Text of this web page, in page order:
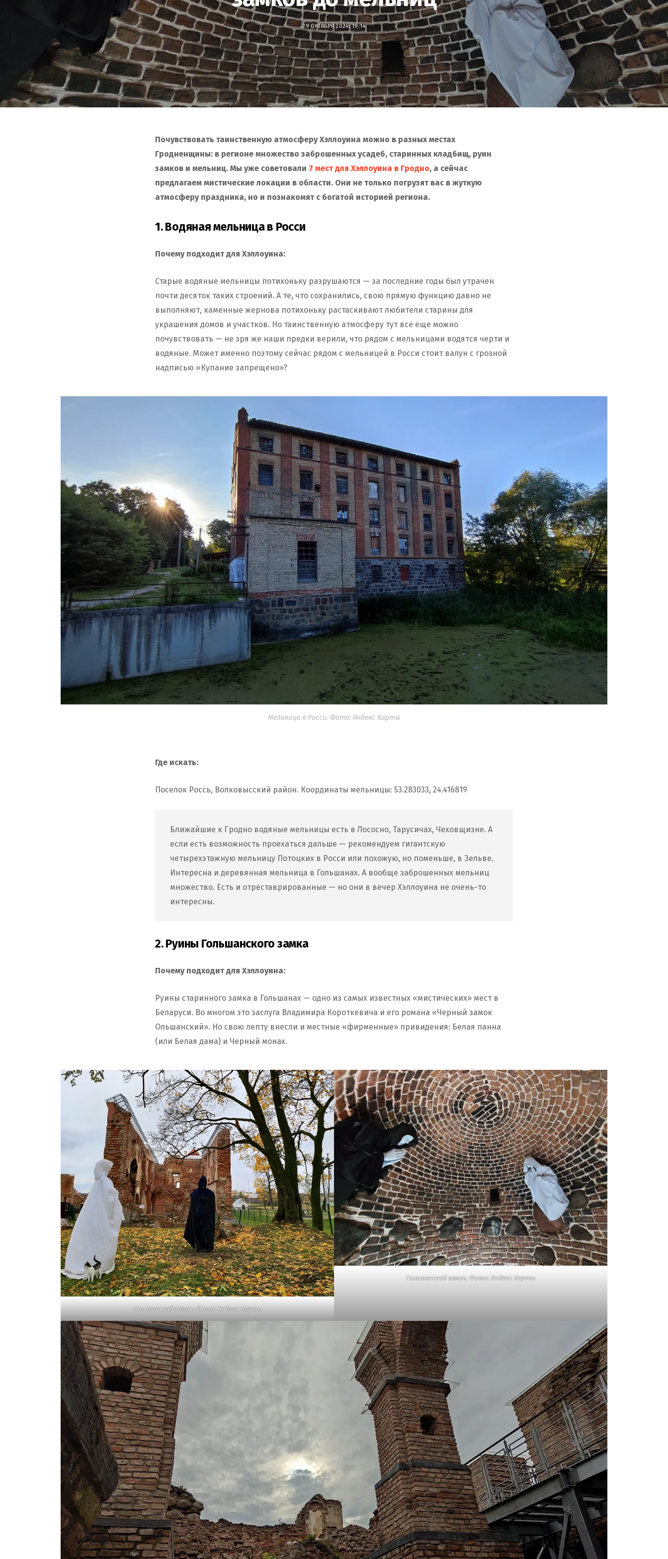
29 ОКТЯБРЯ 2024, 19:14
Почувствовать таинственную атмосферу Хэллоуина можно в разных местах
Гродненщины: в регионе множество заброшенных усадеб, старинных кладбищ, руин
замков и мельниц. Мы уже советовали 7 мест для Хэллоуина в Гродно, а сейчас
предлагаем мистические локации в области. Они не только погрузят вас в жуткую
атмосферу праздника, но и познакомят с богатой историей региона.
1. Водяная мельница в Росси
Почему подходит для Хэллоуина:
Старые водяные мельницы потихоньку разрушаются — за последние годы был утрачен
почти десяток таких строений. А те, что сохранились, свою прямую функцию давно не
выполняют, каменные жернова потихоньку растаскивают любители старины для
украшения домов и участков. Но таинственную атмосферу тут все еще можно
почувствовать — не зря же наши предки верили, что рядом с мельницами водятся черти и
водяные. Может именно поэтому сейчас рядом с мельницей в Росси стоит валун с грозной
надписью «Купание запрещено»?
Мельница в Росси. Фото: Яндекс Карты
Где искать:
Поселок Россь, Волковысский район. Координаты мельницы: 53.283033, 24.416819
Ближайшие к Гродно водяные мельницы есть в Лососно, Тарусичах, Чеховщизне. А
если есть возможность проехаться дальше — рекомендуем гигантскую
четырехэтажную мельницу Потоцких в Росси или похожую, но поменьше, в Зельве.
Интересна и деревянная мельница в Гольшанах. А вообще заброшенных мельниц
множество. Есть и отреставрированные — но они в вечер Хэллоуина не очень-то
интересны.
2. Руины Гольшанского замка
Почему подходит для Хэллоуина:
Руины старинного замка в Гольшанах — одно из самых известных «мистических» мест в
Беларуси. Во многом это заслуга Владимира Короткевича и его романа «Черный замок
Ольшанский». Но свою лепту внесли и местные «фирменные» привидения: Белая панна
(или Белая дама) и Черный монах.
Гольшанский замок. Фото: Яндекс Карты
Гольшанский замок. Фото: Яндекс Карты